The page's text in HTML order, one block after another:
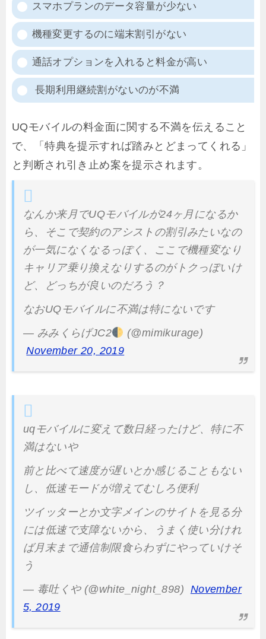
スマホプランのデータ容量が少ない
機種変更するのに端末割引がない
通話オプションを入れると料金が高い
長期利用継続割がないのが不満
UQモバイルの料金面に関する不満を伝えること
で、「特典を提示すれば踏みとどまってくれる」
と判断され引き止め案を提示されます。
なんか来月でUQモバイルが24ヶ月になるか
ら、そこで契約のアシストの割引みたいなの
が一気になくなるっぽく、ここで機種変なり
キャリア乗り換えなりするのがトクっぽいけ
ど、どっちが良いのだろう？
なおUQモバイルに不満は特にないです
— みみくらげJC2
(@mimikurage)
November 20, 2019
uqモバイルに変えて数日経ったけど、特に不
満はないや
前と比べて速度が遅いとか感じることもない
し、低速モードが増えてむしろ便利
ツイッターとか文字メインのサイトを見る分
には低速で支障ないから、うまく使い分けれ
ば月末まで通信制限食らわずにやっていけそ
う
— 毒吐くや (@white_night_898) November
5, 2019